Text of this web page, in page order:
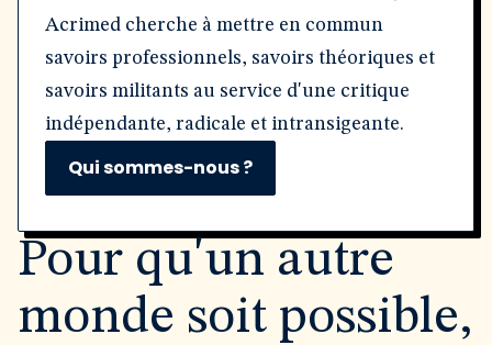
Acrimed cherche à mettre en commun
savoirs professionnels, savoirs théoriques et
savoirs militants au service d'une critique
indépendante, radicale et intransigeante.
Qui sommes-nous ?
Pour qu'un autre
monde soit possible,